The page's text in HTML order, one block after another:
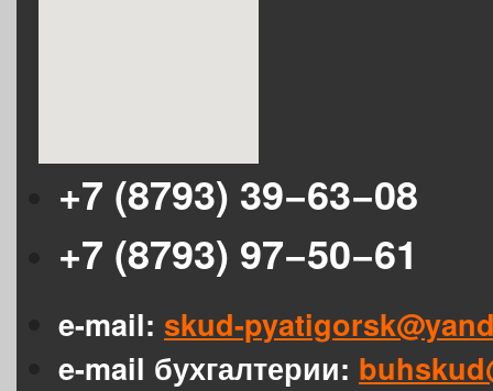
+7 (8793) 39−63−08
+7 (8793) 97−50−61
e-mail: skud-
e-mail бухгалтерии: